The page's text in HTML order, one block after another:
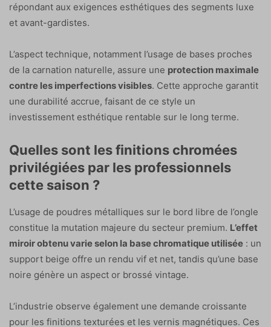
répondant aux exigences esthétiques des segments luxe
et avant-gardistes.
L’aspect technique, notamment l’usage de bases proches
de la carnation naturelle, assure une protection maximale
contre les imperfections visibles. Cette approche garantit
une durabilité accrue, faisant de ce style un
investissement esthétique rentable sur le long terme.
Quelles sont les finitions chromées
privilégiées par les professionnels
cette saison ?
L’usage de poudres métalliques sur le bord libre de l’ongle
constitue la mutation majeure du secteur premium. L’effet
miroir obtenu varie selon la base chromatique utilisée : un
support beige offre un rendu vif et net, tandis qu’une base
noire génère un aspect or brossé vintage.
L’industrie observe également une demande croissante
pour les finitions texturées et les vernis magnétiques. Ces